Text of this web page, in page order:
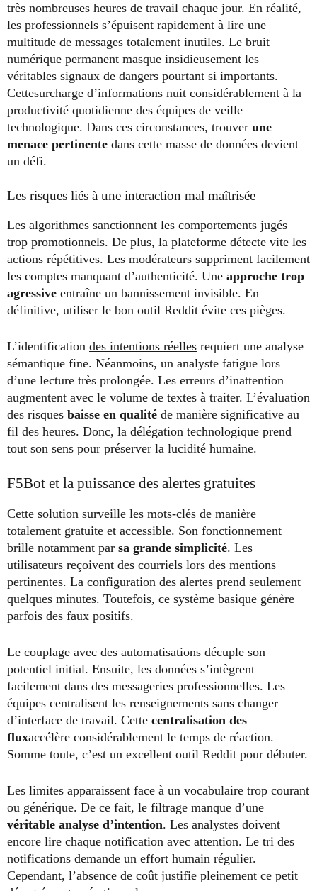
très nombreuses heures de travail chaque jour. En réalité,
les professionnels s’épuisent rapidement à lire une
multitude de messages totalement inutiles. Le bruit
numérique permanent masque insidieusement les
véritables signaux de dangers pourtant si importants.
Cettesurcharge d’informations nuit considérablement à la
productivité quotidienne des équipes de veille
technologique. Dans ces circonstances, trouver une
menace pertinente dans cette masse de données devient
un défi.
Les risques liés à une interaction mal maîtrisée
Les algorithmes sanctionnent les comportements jugés
trop promotionnels. De plus, la plateforme détecte vite les
actions répétitives. Les modérateurs suppriment facilement
les comptes manquant d’authenticité. Une approche trop
agressive entraîne un bannissement invisible. En
définitive, utiliser le bon outil Reddit évite ces pièges.
L’identification des intentions réelles requiert une analyse
sémantique fine. Néanmoins, un analyste fatigue lors
d’une lecture très prolongée. Les erreurs d’inattention
augmentent avec le volume de textes à traiter. L’évaluation
des risques baisse en qualité de manière significative au
fil des heures. Donc, la délégation technologique prend
tout son sens pour préserver la lucidité humaine.
F5Bot et la puissance des alertes gratuites
Cette solution surveille les mots-clés de manière
totalement gratuite et accessible. Son fonctionnement
brille notamment par sa grande simplicité. Les
utilisateurs reçoivent des courriels lors des mentions
pertinentes. La configuration des alertes prend seulement
quelques minutes. Toutefois, ce système basique génère
parfois des faux positifs.
Le couplage avec des automatisations décuple son
potentiel initial. Ensuite, les données s’intègrent
facilement dans des messageries professionnelles. Les
équipes centralisent les renseignements sans changer
d’interface de travail. Cette centralisation des
fluxaccélère considérablement le temps de réaction.
Somme toute, c’est un excellent outil Reddit pour débuter.
Les limites apparaissent face à un vocabulaire trop courant
ou générique. De ce fait, le filtrage manque d’une
véritable analyse d’intention. Les analystes doivent
encore lire chaque notification avec attention. Le tri des
notifications demande un effort humain régulier.
Cependant, l’absence de coût justifie pleinement ce petit